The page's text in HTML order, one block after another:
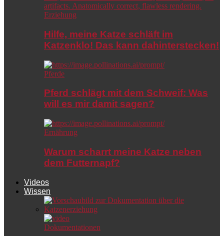
Erziehung
Hilfe, meine Katze schläft im
Katzenklo! Das kann dahinterstecken!
Pferde
Pferd schlägt mit dem Schweif: Was
will es mir damit sagen?
Ernährung
Warum scharrt meine Katze neben
dem Futternapf?
Videos
Wissen
Dokumentationen